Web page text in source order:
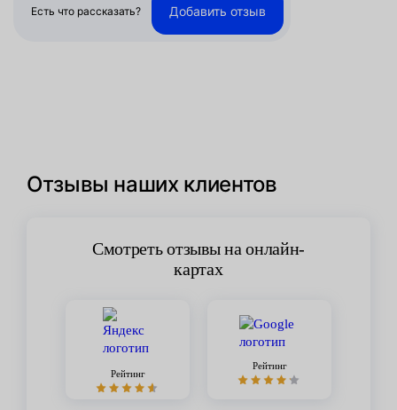
Есть что рассказать? Добавить отзыв
Отзывы наших клиентов
Смотреть отзывы на онлайн-
картах
Рейтинг
Рейтинг